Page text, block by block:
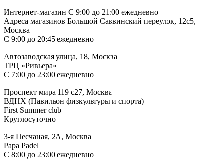
Интернет-магазин С 9:00 до 21:00 ежедневно
Адреса магазинов Большой Саввинский переулок, 12с5,
Москва
С 9:00 до 20:45 ежедневно
Автозаводская улица, 18, Москва
ТРЦ «Ривьера»
С 7:00 до 23:00 ежедневно
Проспект мира 119 с27, Москва
ВДНХ (Павильон физкультуры и спорта)
First Summer club
Круглосуточно
3-я Песчаная, 2А, Москва
Papa Padel
С 8:00 до 23:00 ежедневно